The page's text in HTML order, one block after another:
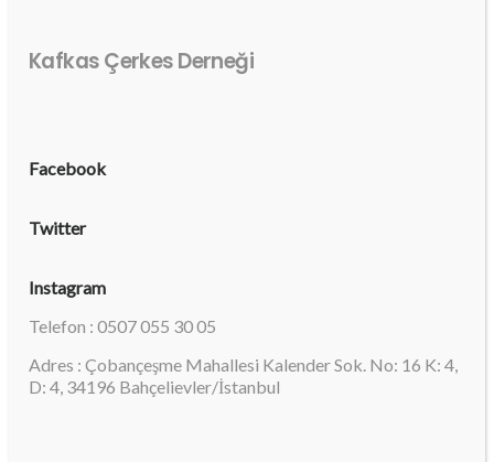
Kafkas Çerkes Derneği
Facebook
Twitter
Instagram
Telefon : 0507 055 30 05
Adres : Çobançeşme Mahallesi Kalender Sok. No: 16 K: 4,
D: 4, 34196 Bahçelievler/İstanbul